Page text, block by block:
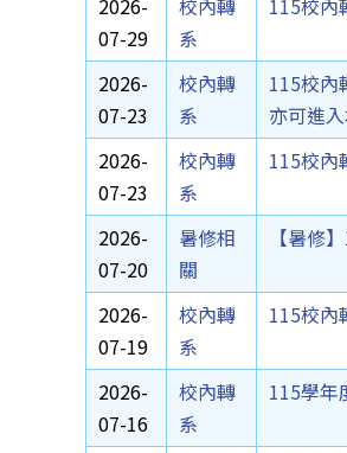
2026-
07-29
校內轉
系
115校內
2026-
07-23
校內轉
系
115校內
亦可進
2026-
07-23
校內轉
系
115校內
2026-
07-20
暑修相
關
【暑修
2026-
07-19
校內轉
系
115校內
2026-
07-16
校內轉
系
115學年